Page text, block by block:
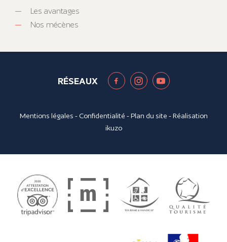
Les avantages
Nos mécènes
RÉSEAUX
Mentions légales - Confidentialité -Plan du site - Réalisation
ikuzo